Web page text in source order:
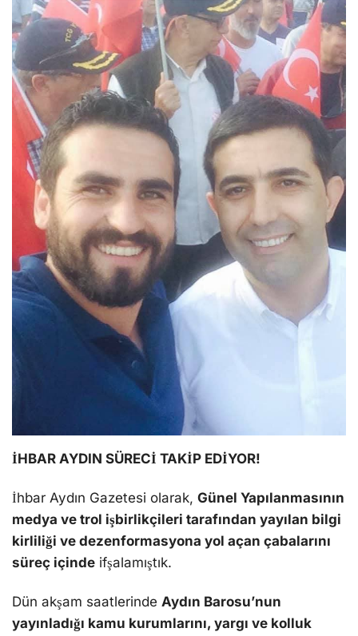
İHBAR AYDIN SÜRECİ TAKİP EDİYOR!
İhbar Aydın Gazetesi olarak, Günel Yapılanmasının
medya ve trol işbirlikçileri tarafından yayılan bilgi
kirliliği ve dezenformasyona yol açan çabalarını
süreç içinde ifşalamıştık.
Dün akşam saatlerinde Aydın Barosu’nun
yayınladığı kamu kurumlarını, yargı ve kolluk